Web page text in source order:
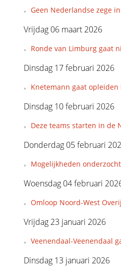
Geen Nederlandse zege
Vrijdag 06 maart 2026
Ronde van Limburg gaat
Dinsdag 17 februari 2026
Knetemann gaat opleiden
Dinsdag 10 februari 2026
Deze teams starten in de
Donderdag 05 februari
Mogelijkheden
Woensdag 04 februari
Omloop Noord-West
Vrijdag 23 januari 2026
Veenendaal-Veenendaal
Dinsdag 13 januari 2026